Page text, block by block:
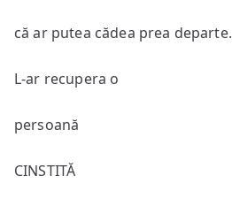
că ar putea cădea prea departe.
L-ar recupera o
persoană
CINSTITĂ